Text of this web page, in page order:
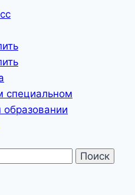
специальном